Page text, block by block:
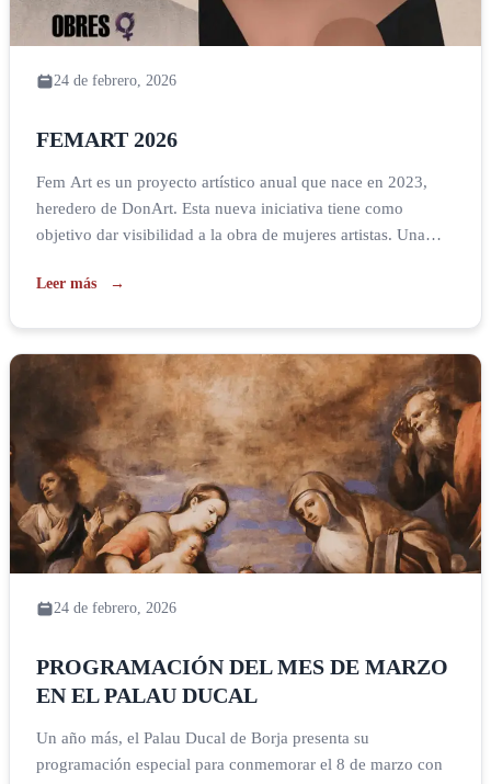
24 de febrero, 2026
FEMART 2026
Fem Art es un proyecto artístico anual que nace en 2023,
heredero de DonArt. Esta nueva iniciativa tiene como
objetivo dar visibilidad a la obra de mujeres artistas. Una
realizadas por mujeres, en este caso menores de 40 años,
Leer más
24 de febrero, 2026
PROGRAMACIÓN DEL MES DE MARZO
EN EL PALAU DUCAL
Un año más, el Palau Ducal de Borja presenta su
programación especial para conmemorar el 8 de marzo con